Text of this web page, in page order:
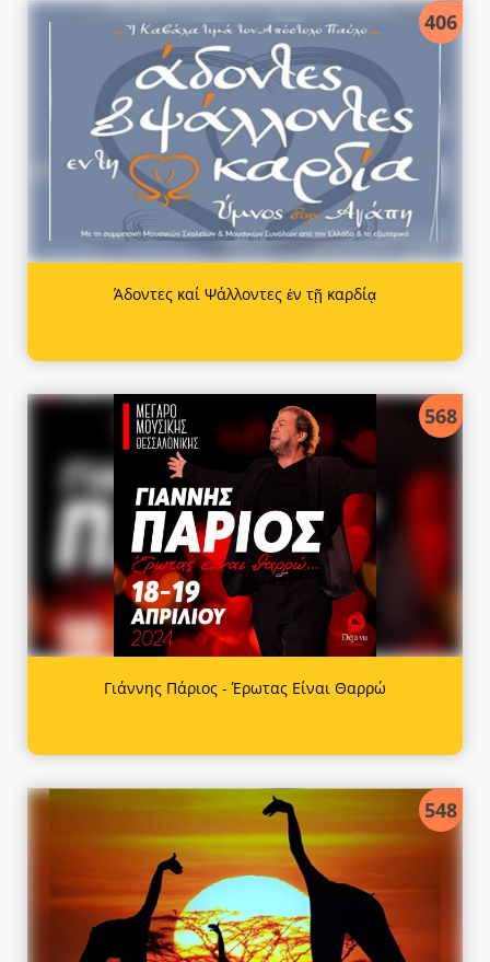
406
Άδοντες καί Ψάλλοντες ἐν τῇ καρδίᾳ
568
Γιάννης Πάριος - Έρωτας Είναι Θαρρώ
548